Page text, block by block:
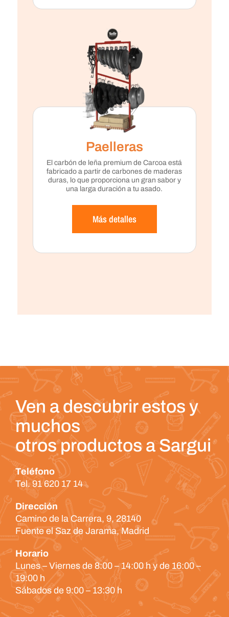
Paelleras
El carbón de leña premium de Carcoa está
fabricado a partir de carbones de maderas
duras, lo que proporciona un gran sabor y
una larga duración a tu asado.
Más detalles
Ven a descubrir estos y
muchos
otros productos a Sargui
Teléfono
Tel. 91 620 17 14
Dirección
Camino de la Carrera, 9, 28140
Fuente el Saz de Jarama, Madrid
Horario
Lunes – Viernes de 8:00 – 14:00 h y de 16:00 –
19:00 h
Sábados de 9:00 – 13:30 h